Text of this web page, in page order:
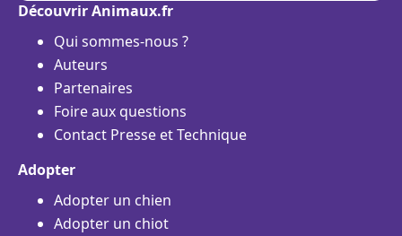
Découvrir Animaux.fr
Qui sommes-nous ?
Auteurs
Partenaires
Foire aux questions
Contact Presse et Technique
Adopter
Adopter un chien
Adopter un chiot